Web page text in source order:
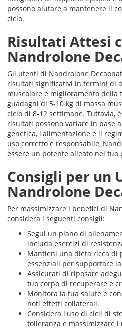
possono aiutare a mantenere il
ciclo.
Risultati Attesi
Nandrolone
Gli utenti di Nandrolone
risultati significativi in termini di
muscolare e miglioramento
guadagni di 5-10 kg di massa
ciclo di 8-12 settimane. Tuttavia,
risultati possono variare in base
genetica, l'alimentazione e il
uso corretto e responsabile,
essere un potente alleato nel
Consigli per un
Nandrolone
Per massimizzare i benefici di
considera i seguenti consigli:
Segui un piano di
includa esercizi di
Mantieni una dieta ricca di
essenziali per supportare
Assicurati di riposare
tuo corpo di recuperare e
Monitora la tua salute e
noti effetti collaterali.
Considera l'uso di cicli di
tolleranza e massimizzare i